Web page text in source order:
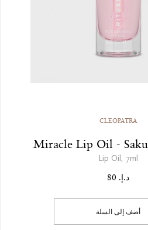
CLEOPATRA
Miracle Lip Oil -
Lip Oil, 7ml
د.إ. 80
أضف إلى السلة